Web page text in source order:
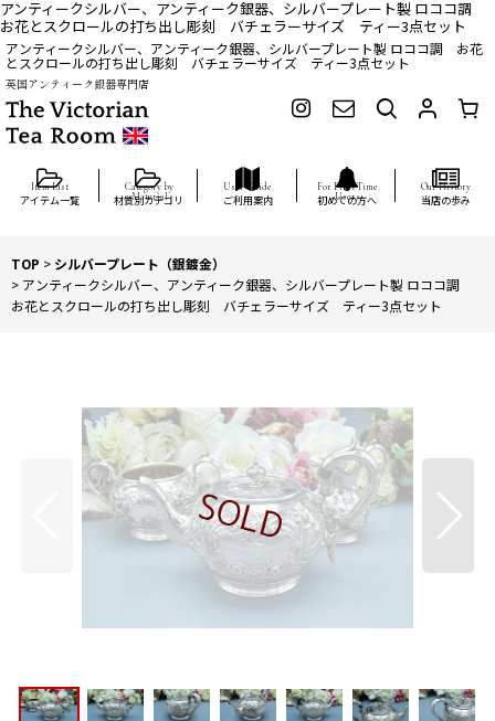
アンティークシルバー、アンティーク銀器、シルバープレート製 ロココ調
お花とスクロールの打ち出し彫刻 バチェラーサイズ ティー3点セット
アンティークシルバー、アンティーク銀器、シルバープレート製 ロココ調 お花
とスクロールの打ち出し彫刻 バチェラーサイズ ティー3点セット
英国アンティーク銀器専門店
アイテム一覧 材質別カテゴリ ご利用案内 初めての方へ 当店の歩み
TOP > シルバープレート（銀鍍金）
> アンティークシルバー、アンティーク銀器、シルバープレート製 ロココ調
お花とスクロールの打ち出し彫刻 バチェラーサイズ ティー3点セット